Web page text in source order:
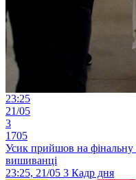
23:25
21/05
3
1705
Усик прийшов на фінальну
вишиванці
23:25, 21/05 3 Кадр дня